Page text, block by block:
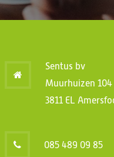
Sentus bv
Muurhuizen 104
3811 EL
085 489 09 85